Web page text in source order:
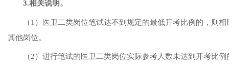
3.相关说明。
（1）医卫二类岗位笔试达不到规定的最低开考比例的，则
其他岗位。
（2）进行笔试的医卫二类岗位实际参考人数未达到开考比